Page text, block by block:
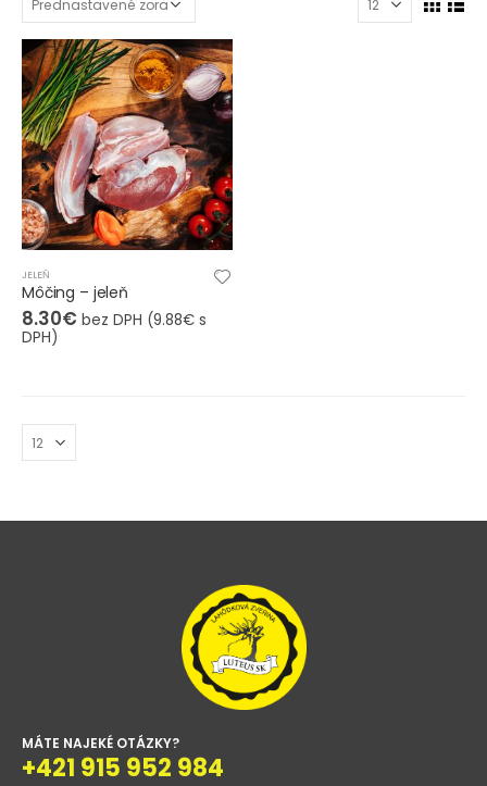
JELEŇ
Môčing – jeleň
8.30€ bez DPH (9.88€ s
DPH)
MÁTE NAJEKÉ OTÁZKY?
+421 915 952 984